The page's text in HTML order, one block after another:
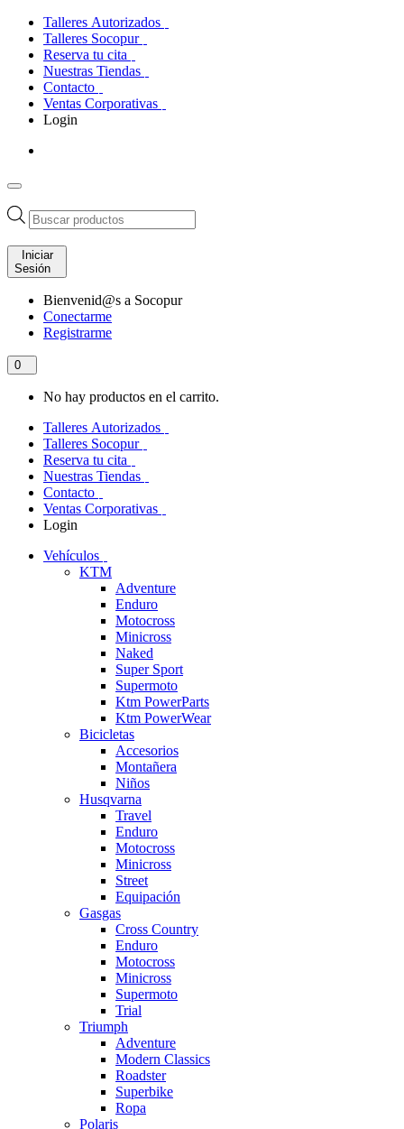
Talleres Autorizados
Talleres Socopur
Reserva tu cita
Nuestras Tiendas
Contacto
Ventas Corporativas
Login
Búsqueda
de
productos
Iniciar
Sesión
Bienvenid@s a Socopur
Conectarme
Registrarme
0
No hay productos en el carrito.
Talleres Autorizados
Talleres Socopur
Reserva tu cita
Nuestras Tiendas
Contacto
Ventas Corporativas
Login
Vehículos
KTM
Adventure
Enduro
Motocross
Minicross
Naked
Super Sport
Supermoto
Ktm PowerParts
Ktm PowerWear
Bicicletas
Accesorios
Montañera
Niños
Husqvarna
Travel
Enduro
Motocross
Minicross
Street
Equipación
Gasgas
Cross Country
Enduro
Motocross
Minicross
Supermoto
Trial
Triumph
Adventure
Modern Classics
Roadster
Superbike
Ropa
Polaris